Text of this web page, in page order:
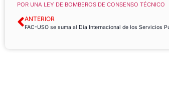
POR UNA LEY DE BOMBEROS DE CONSENSO TÉCNICO
ANTERIOR